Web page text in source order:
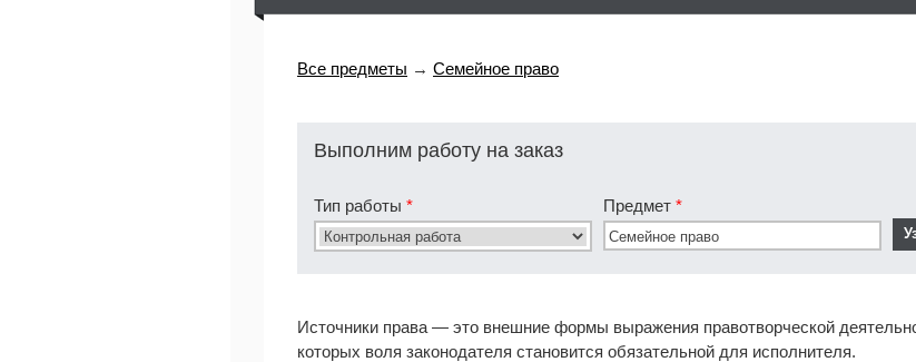
Все предметы → Семейное право
Выполним работу на заказ
Тип работы * Предмет *
Источники права — это внешние формы выражения правотворческой
которых воля законодателя становится обязательной для исполнителя.